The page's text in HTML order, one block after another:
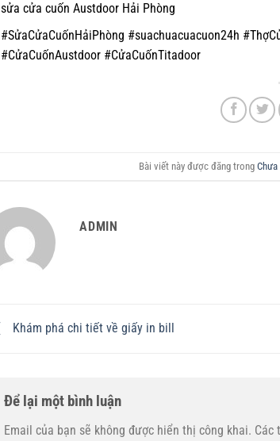
sửa cửa cuốn Austdoor Hải Phòng
#SửaCửaCuốnHảiPhòng #suachuacuacuon24h
#CửaCuốnAustdoor #CửaCuốnTitadoor
Bài viết này được đăng trong Chưa
ADMIN
Khám phá chi tiết về giấy in bill
Để lại một bình luận
Email của bạn sẽ không được hiển thị công khai. Các